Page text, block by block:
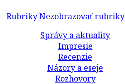
Rubriky Nezobrazovať rubriky
Správy a aktuality
Impresie
Recenzie
Názory a eseje
Rozhovory